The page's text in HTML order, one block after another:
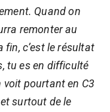
Quand on
remonter au
fin, c’est le résultat
tu es en difficulté
voit pourtant en C3
surtout de le